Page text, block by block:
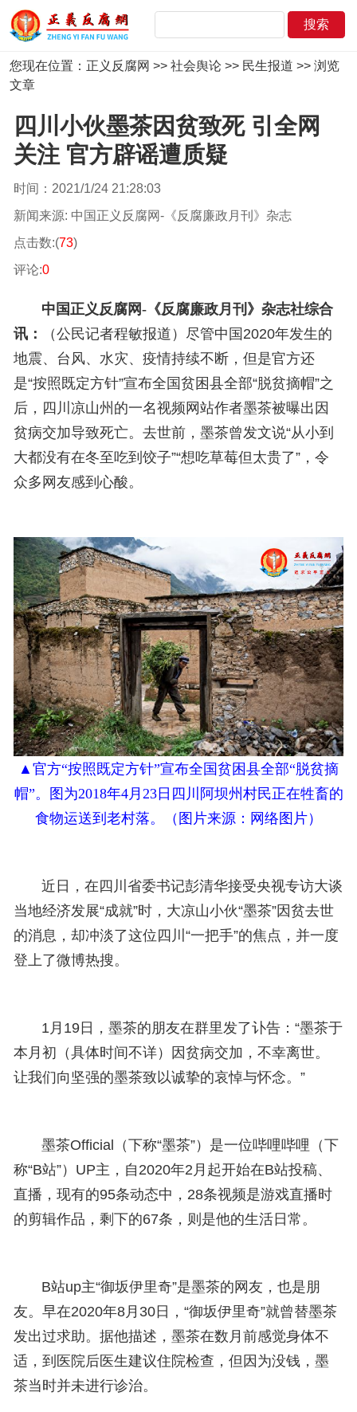
您现在位置： 正义反腐网 >> 社会舆论>> 民生报道 >> 浏览
文章
四川小伙墨茶因贫致死 引全网
关注 官方辟谣遭质疑
时间：2021/1/24 21:28:03
新闻来源: 中国正义反腐网-《反腐廉政月刊》杂志
点击数:(73)
评论:0
中国正义反腐网-《反腐廉政月刊》杂志社综合
讯：
（公民记者程敏报道） 尽管中国2020年发生的
地震、台风、水灾、疫情持续不断，但是官方还
是“按照既定方针”宣布全国贫困县全部“脱贫摘帽”之
后，四川凉山州的一名视频网站作者墨茶被曝出因
贫病交加导致死亡。去世前，墨茶曾发文说“从小到
大都没有在冬至吃到饺子”“想吃草莓但太贵了”，令
众多网友感到心酸。
▲ 官方“按照既定方针”宣布全国贫困县全部“脱贫摘
帽”。图为2018年4月23日四川阿坝州村民正在牲畜的
食物运送到老村落。（ 图片来源：网络图片）
近日，在四川省委书记彭清华接受央视专访大谈
当地经济发展“成就”时，大凉山小伙“墨茶”因贫去世
的消息，却冲淡了这位四川“一把手”的焦点，并一度
登上了微博热搜。
1月19日，墨茶的朋友在群里发了讣告：“墨茶于
本月初（具体时间不详）因贫病交加，不幸离世。
让我们向坚强的墨茶致以诚挚的哀悼与怀念。”
墨茶Official（下称“墨茶”）是一位哔哩哔哩（下
称“B站”）UP主，自2020年2月起开始在B站投稿、
直播，现有的95条动态中，28条视频是游戏直播时
的剪辑作品，剩下的67条，则是他的生活日常。
B站up主“御坂伊里奇”是墨茶的网友，也是朋
友。早在2020年8月30日，“御坂伊里奇”就曾替墨茶
发出过求助。据他描述，墨茶在数月前感觉身体不
适，到医院后医生建议住院检查，但因为没钱，墨
茶当时并未进行诊治。